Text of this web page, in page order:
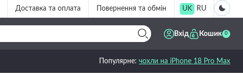
Доставка та оплата Повернення та обмін UK RU
Вхід Кошик 0
Популярне: чохли на iPhone 18 Pro Max